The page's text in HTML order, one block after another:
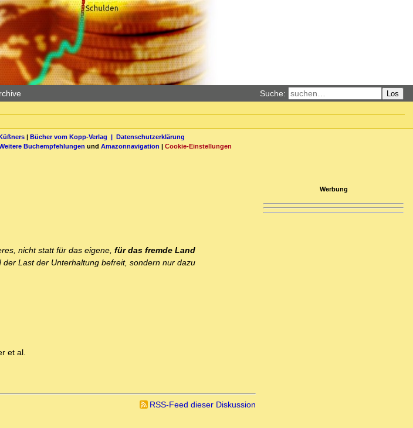
Suche: Los
| Bücher vom Kopp-Verlag | Datenschutzerklärung
Buchempfehlungen und Amazonnavigation | Cookie-Einstellungen
nicht statt für das eigene, für das fremde Land
Last der Unterhaltung befreit, sondern nur dazu
et al.
RSS-Feed dieser Diskussion
Werbung